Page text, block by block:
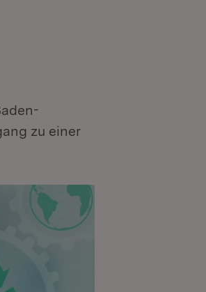
zu einer